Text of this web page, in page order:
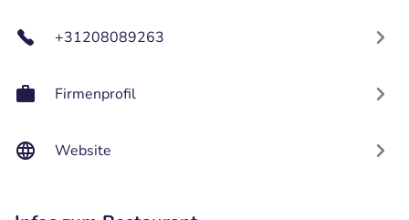
+31208089263
Firmenprofil
Website